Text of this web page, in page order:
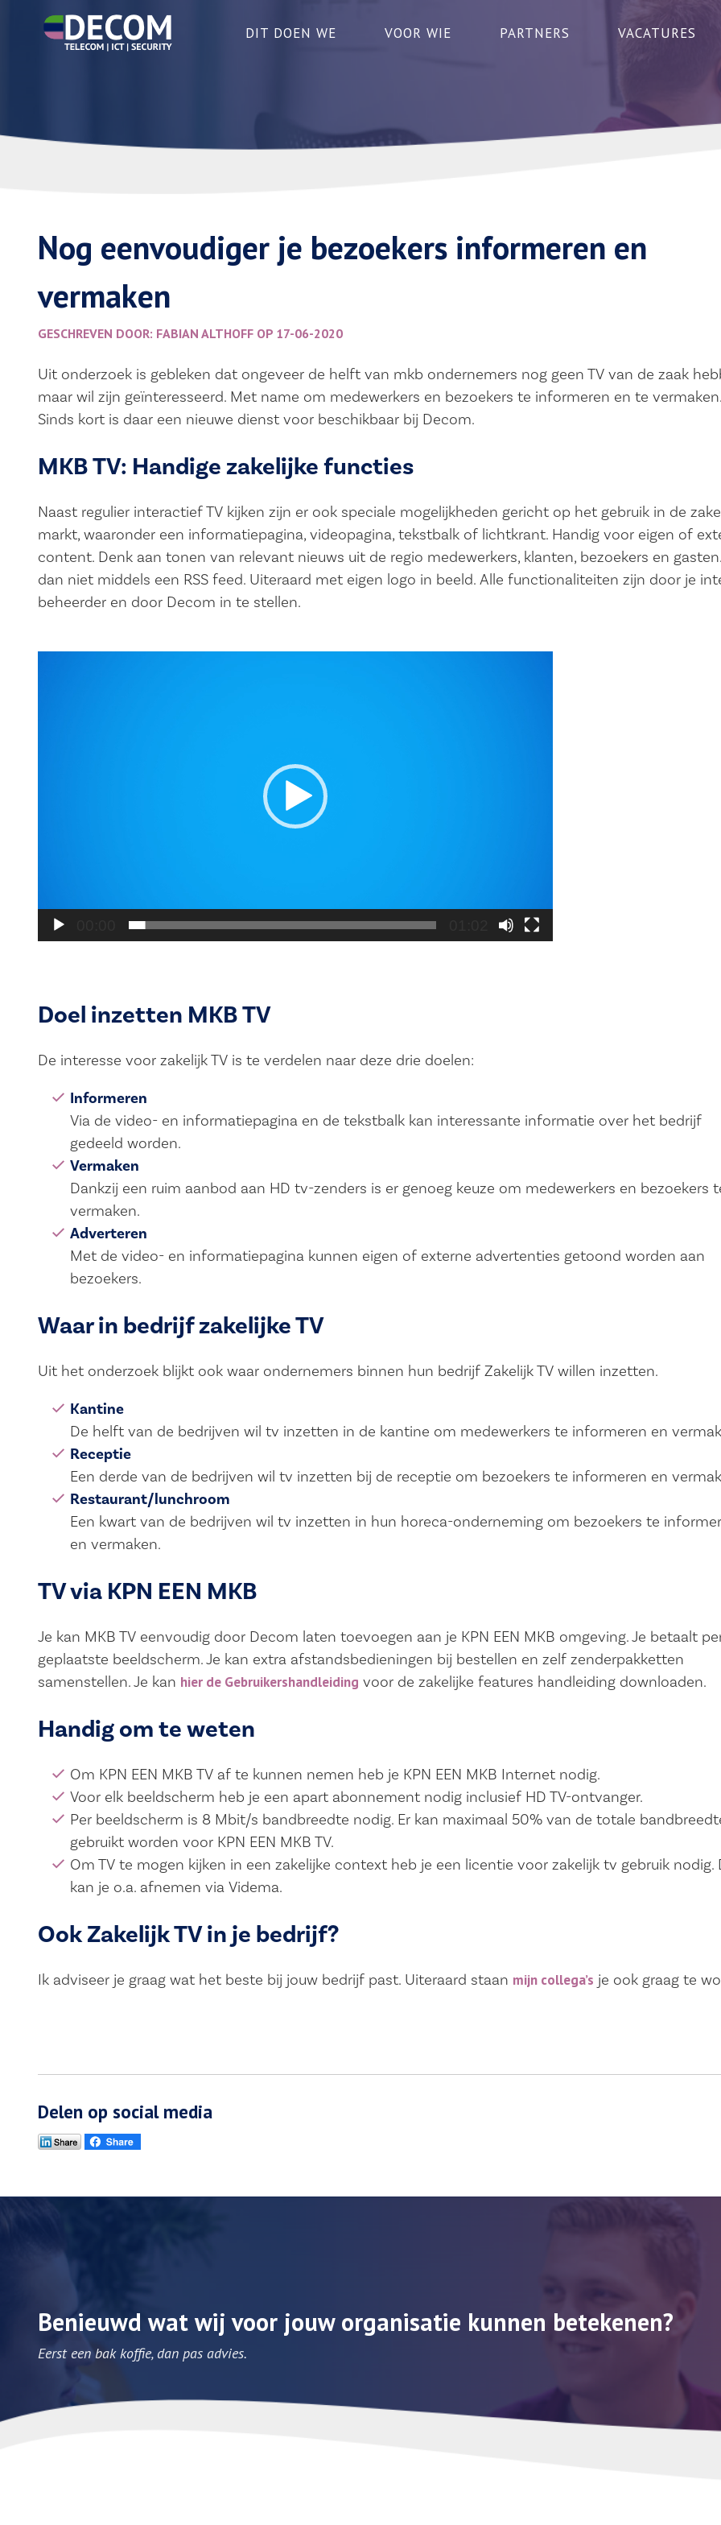
DIT DOEN WE VOOR WIE PARTNERS VACATURES
Nog eenvoudiger je bezoekers informeren en
vermaken
GESCHREVEN DOOR: FABIAN ALTHOFF OP 17-06-2020
Uit onderzoek is gebleken dat ongeveer de helft van mkb ondernemers nog geen TV van de zaak
maar wil zijn geïnteresseerd. Met name om medewerkers en bezoekers te informeren en te vermaken.
Sinds kort is daar een nieuwe dienst voor beschikbaar bij Decom.
MKB TV: Handige zakelijke functies
Naast regulier interactief TV kijken zijn er ook speciale mogelijkheden gericht op het gebruik in de
markt, waaronder een informatiepagina, videopagina, tekstbalk of lichtkrant. Handig voor eigen of
content. Denk aan tonen van relevant nieuws uit de regio medewerkers, klanten, bezoekers en
dan niet middels een RSS feed. Uiteraard met eigen logo in beeld. Alle functionaliteiten zijn door je
beheerder en door Decom in te stellen.
Doel inzetten MKB TV
De interesse voor zakelijk TV is te verdelen naar deze drie doelen:
Informeren
Via de video- en informatiepagina en de tekstbalk kan interessante informatie over het bedrijf
gedeeld worden.
Vermaken
Dankzij een ruim aanbod aan HD tv-zenders is er genoeg keuze om medewerkers en bezoekers
vermaken.
Adverteren
Met de video- en informatiepagina kunnen eigen of externe advertenties getoond worden aan
bezoekers.
Waar in bedrijf zakelijke TV
Uit het onderzoek blijkt ook waar ondernemers binnen hun bedrijf Zakelijk TV willen inzetten.
Kantine
De helft van de bedrijven wil tv inzetten in de kantine om medewerkers te informeren en
Receptie
Een derde van de bedrijven wil tv inzetten bij de receptie om bezoekers te informeren en
Restaurant/lunchroom
Een kwart van de bedrijven wil tv inzetten in hun horeca-onderneming om bezoekers te
en vermaken.
TV via KPN EEN MKB
Je kan MKB TV eenvoudig door Decom laten toevoegen aan je KPN EEN MKB omgeving. Je betaalt
geplaatste beeldscherm. Je kan extra afstandsbedieningen bij bestellen en zelf zenderpakketten
samenstellen. Je kan hier de Gebruikershandleiding voor de zakelijke features handleiding downloaden.
Handig om te weten
Om KPN EEN MKB TV af te kunnen nemen heb je KPN EEN MKB Internet nodig.
Voor elk beeldscherm heb je een apart abonnement nodig inclusief HD TV-ontvanger.
Per beeldscherm is 8 Mbit/s bandbreedte nodig. Er kan maximaal 50% van de totale
gebruikt worden voor KPN EEN MKB TV.
Om TV te mogen kijken in een zakelijke context heb je een licentie voor zakelijk tv gebruik nodig.
kan je o.a. afnemen via Videma.
Ook Zakelijk TV in je bedrijf?
Ik adviseer je graag wat het beste bij jouw bedrijf past. Uiteraard staan mijn collega’s je ook graag te
Delen op social media
Benieuwd wat wij voor jouw organisatie kunnen betekenen?
Eerst een bak koffie, dan pas advies.